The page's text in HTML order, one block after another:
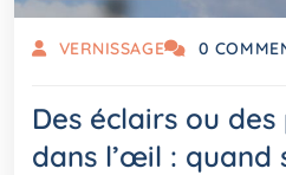
VERNISSAGE 0
Des éclairs ou
dans l’œil : quand